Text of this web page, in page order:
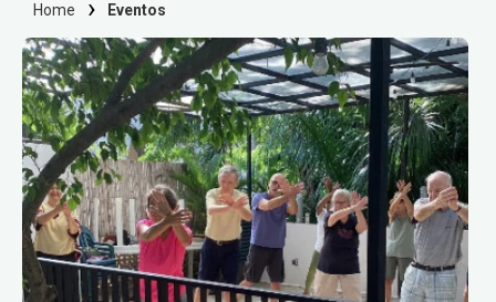
Home Eventos